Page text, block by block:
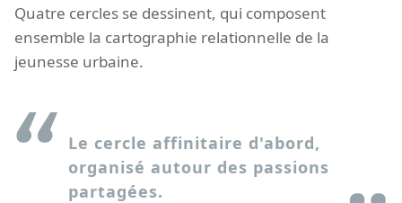
Quatre cercles se dessinent, qui composent
ensemble la cartographie relationnelle de la
jeunesse urbaine.
Le cercle affinitaire d'abord,
organisé autour des passions
partagées.